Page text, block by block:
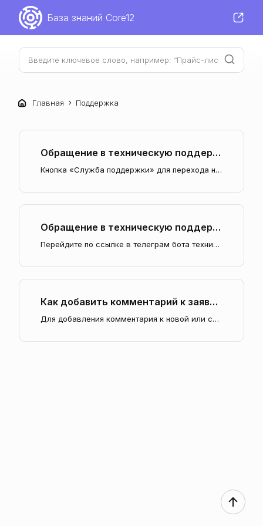
База знаний Core12
Главная Поддержка
Обращение в техническую поддержку через кабинет управляющего
Кнопка «Служба поддержки» для перехода на страницу создания обращений в Core12 находится в верхнем правом углу. Обратиться в…
Обращение в техническую поддержку через телеграм бота
Перейдите по ссылке в телеграм бота технической поддержки. Нажмите /start. Первый раз бот попросит вас авторизоваться. Введите электронную почту, которую вы…
Как добавить комментарий к заявке при обращении в техподдержку
Для добавления комментария к новой или существующей заявке внесите текст обращения в поле ввода и нажмите кнопку отправки…